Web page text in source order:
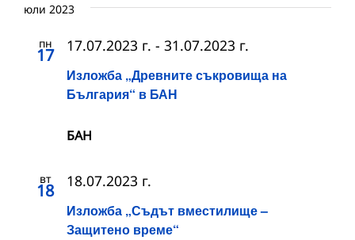
юли 2023
пн
17
Изложба „Древните съкровища на
България“ в БАН
17.07.2023 г. - 31.07.2023 г.
БАН
вт
18
Изложба „Съдът вместилище –
Защитено време“
18.07.2023 г.